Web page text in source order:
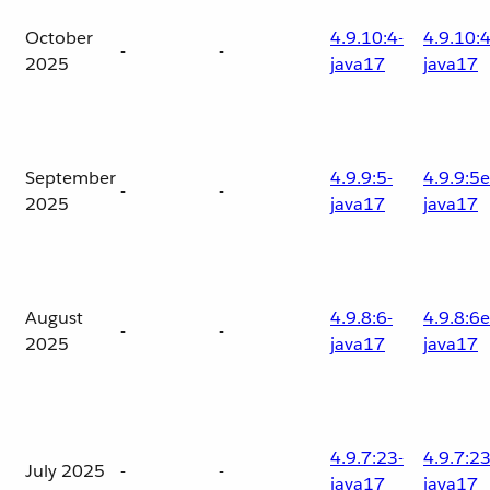
October
2025
- -
4.9.10:4-
java17
java17
September
2025
- -
4.9.9:5-
java17
java17
August
2025
- -
4.9.8:6-
java17
java17
July 2025 - -
4.9.7:23-
java17
java17